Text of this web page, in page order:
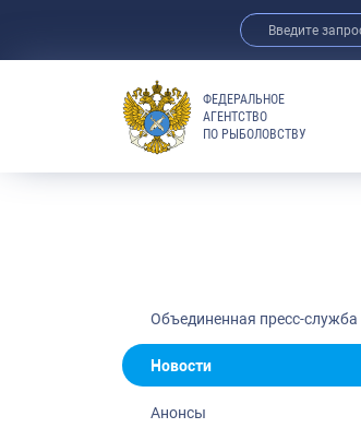
ФЕДЕРАЛЬНОЕ
АГЕНТСТВО
ПО РЫБОЛОВСТВУ
Объединенная пресс-служба
Новости
Анонсы